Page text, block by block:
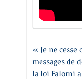
« Je ne cesse
messages de
la loi Falorni